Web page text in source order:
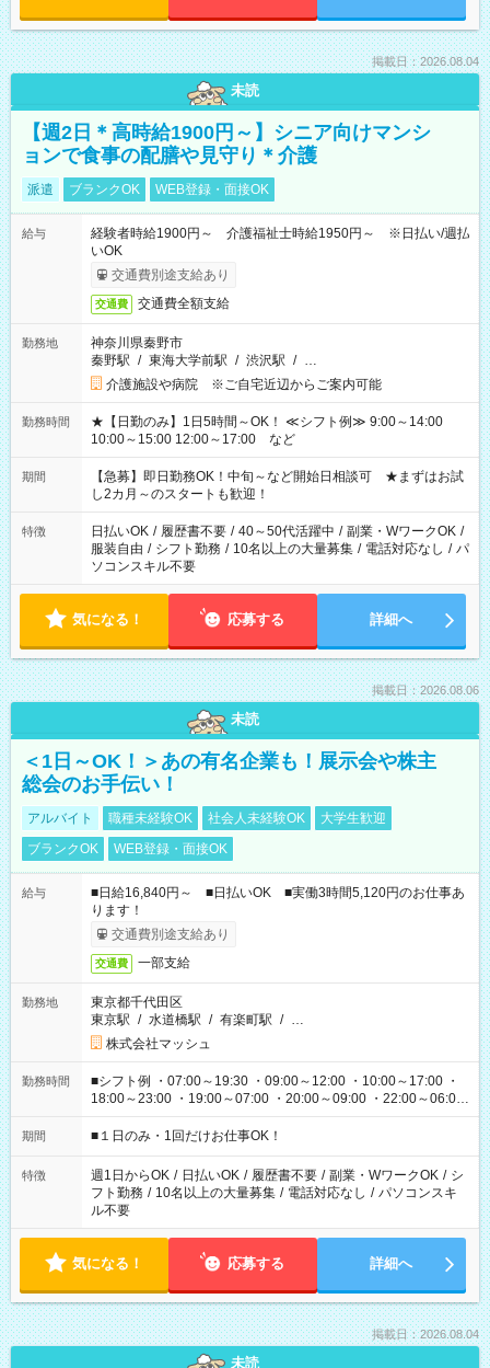
掲載日：2026.08.04
未読
【週2日＊高時給1900円～】シニア向けマンシ
ョンで食事の配膳や見守り＊介護
派遣 ブランクOK WEB登録・面接OK
給与
経験者時給1900円～ 介護福祉士時給1950円～ ※日払い/週払
いOK
交通費別途支給あり
交通費 交通費全額支給
勤務地
神奈川県秦野市
秦野駅 / 東海大学前駅 / 渋沢駅 / …
介護施設や病院 ※ご自宅近辺からご案内可能
勤務時間
★【日勤のみ】1日5時間～OK！ ≪シフト例≫ 9:00～14:00
10:00～15:00 12:00～17:00 など
期間
【急募】即日勤務OK！中旬～など開始日相談可 ★まずはお試
し2カ月～のスタートも歓迎！
特徴 日払いOK / 履歴書不要 / 40～50代活躍中 / 副業・WワークOK /
服装自由 / シフト勤務 / 10名以上の大量募集 / 電話対応なし / パ
ソコンスキル不要
気になる！ 応募する 詳細へ
掲載日：2026.08.06
未読
＜1日～OK！＞あの有名企業も！展示会や株主
総会のお手伝い！
アルバイト 職種未経験OK 社会人未経験OK
大学生歓迎
ブランクOK
WEB登録・面接OK
給与
■日給16,840円～ ■日払いOK ■実働3時間5,120円のお仕事あ
ります！
交通費別途支給あり
交通費 一部支給
勤務地
東京都千代田区
東京駅 / 水道橋駅 / 有楽町駅 / …
株式会社マッシュ
勤務時間
■シフト例 ・07:00～19:30 ・09:00～12:00 ・10:00～17:00 ・
18:00～23:00 ・19:00～07:00 ・20:00～09:00 ・22:00～06:00
etc ★最短で3時間で5,120円のお仕事から 15時間で2万円近く稼
げるお仕事も！ ご希望のお時間に合わせてご紹介！ ※シフトは
ください！
期間 ■１日のみ・1回だけお仕事OK！
特徴 週1日からOK / 日払いOK / 履歴書不要 / 副業・WワークOK / シ
フト勤務 / 10名以上の大量募集 / 電話対応なし / パソコンスキ
ル不要
気になる！ 応募する 詳細へ
掲載日：2026.08.04
未読